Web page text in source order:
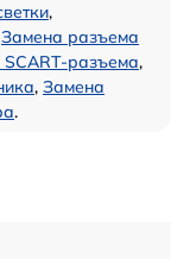
,
Замена разъема
разъема,
, Замена
.